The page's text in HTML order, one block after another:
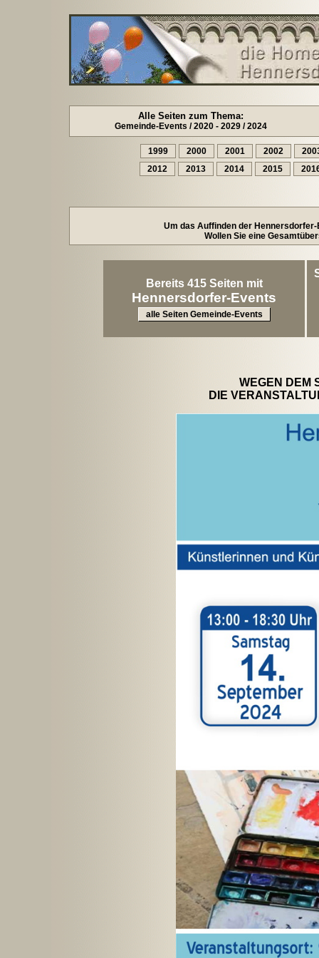
Alle Seiten zum Thema:
Gemeinde-Events / 2020 - 2029 / 2024
1999 2000 2001 2002
2012
2013 2014 2015
Um das Auffinden der
Wollen Sie eine
Bereits 415 Seiten mit
Hennersdorfer-Events
alle Seiten Gemeinde-Events
WEGEN DEM
DIE